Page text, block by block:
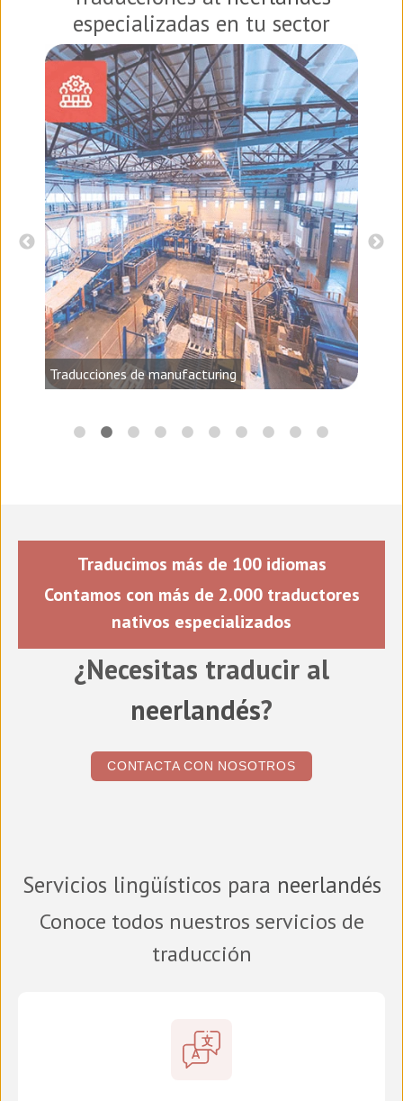
especializadas en tu sector
Traducciones de manufacturing
Traducimos más de 100 idiomas
Contamos con más de 2.000 traductores
nativos especializados
¿Necesitas traducir al
neerlandés?
CONTACTA CON NOSOTROS
Servicios lingüísticos para neerlandés
Conoce todos nuestros servicios de
traducción